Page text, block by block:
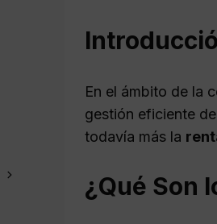
En el ámbito de la
gestión eficiente
todavía más la
¿Qué Son